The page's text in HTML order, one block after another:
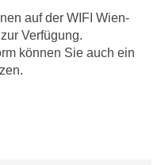
auf der WIFI Wien-
Verfügung.
können Sie auch ein